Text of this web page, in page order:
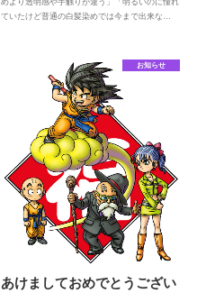
めより透明感や手触りが違う」「明るいのに憧れ
ていたけど普通の白髪染めでは今まで出来な…
お知らせ
あけましておめでとうござい